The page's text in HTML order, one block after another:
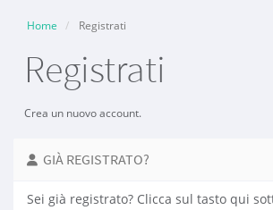
Home Registrati
Registrati
Crea un nuovo account.
GIÀ REGISTRATO?
Sei già registrato? Clicca sul tasto qui